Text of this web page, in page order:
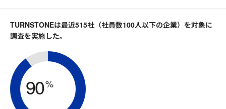
TURNSTONEは最近515社（社員数100人以下の企業）を対象に
調査を実施した。
90%